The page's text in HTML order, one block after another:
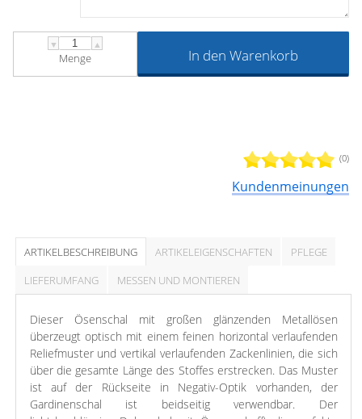
(0)
Kundenmeinungen
▼ ▲
Menge In den Warenkorb
ARTIKELBESCHREIBUNG ARTIKELEIGENSCHAFTEN
PFLEGE
LIEFERUMFANG
MESSEN UND MONTIEREN
Dieser Ösenschal mit großen glänzenden Metallösen
überzeugt optisch mit einem feinen horizontal verlaufenden
Reliefmuster und vertikal verlaufenden Zackenlinien, die sich
über die gesamte Länge des Stoffes erstrecken. Das Muster
ist auf der Rückseite in Negativ-Optik vorhanden, der
Gardinenschal ist beidseitig verwendbar. Der